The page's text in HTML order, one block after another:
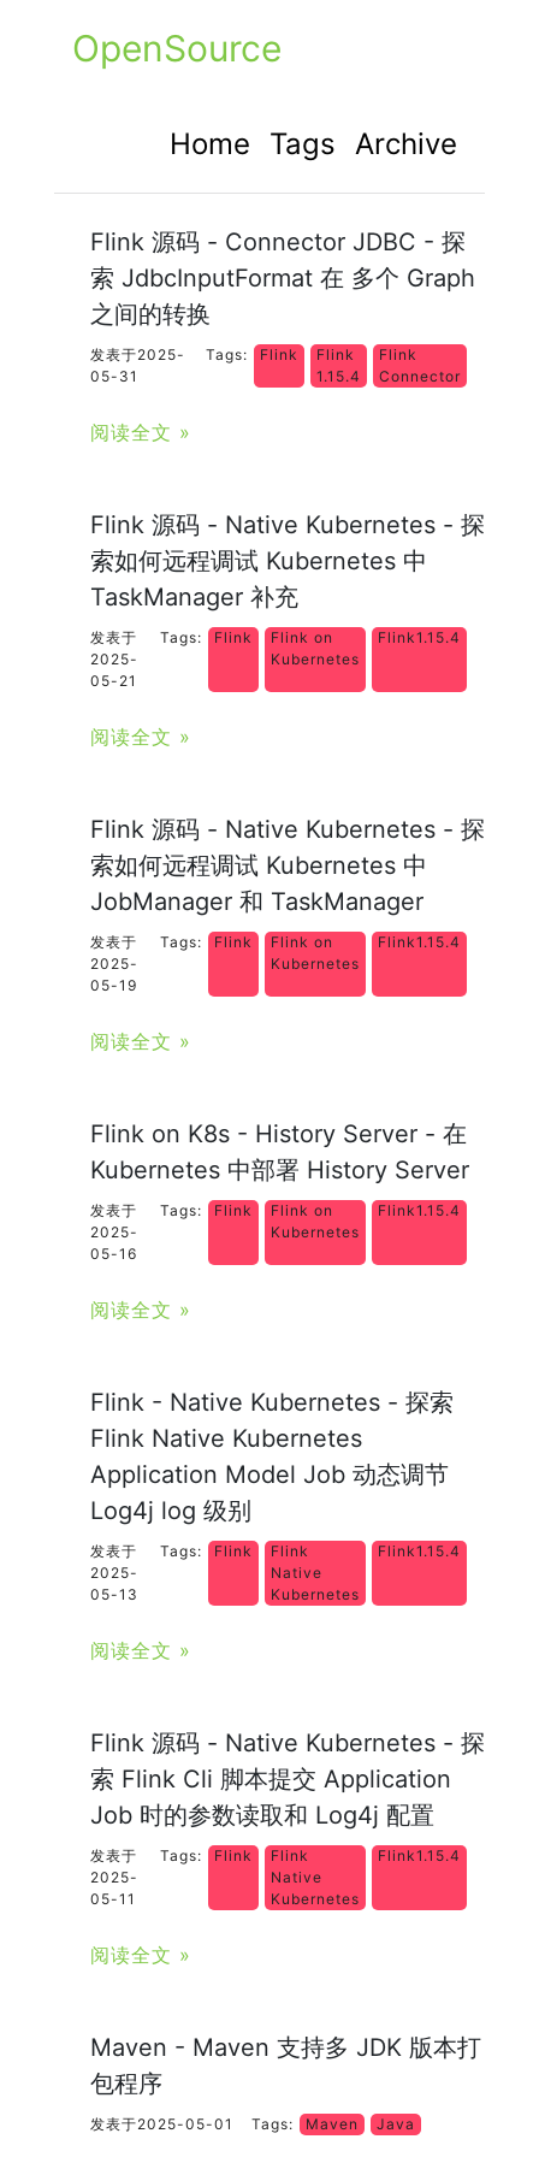
OpenSource
Home Tags Archive
Flink 源码 - Connector JDBC - 探
索 JdbcInputFormat 在 多个 Graph
之间的转换
发表于2025-
05-31
Tags: Flink
Flink
1.15.4
Flink
Connector
阅读全文 »
Flink 源码 - Native Kubernetes - 探
索如何远程调试 Kubernetes 中
TaskManager 补充
发表于
2025-
05-21
Tags: Flink
Flink on
Kubernetes
Flink1.15.4
阅读全文 »
Flink 源码 - Native Kubernetes - 探
索如何远程调试 Kubernetes 中
JobManager 和 TaskManager
发表于
2025-
05-19
Tags: Flink
Flink on
Kubernetes
Flink1.15.4
阅读全文 »
Flink on K8s - History Server - 在
Kubernetes 中部署 History Server
发表于
2025-
05-16
Tags: Flink
Flink on
Kubernetes
Flink1.15.4
阅读全文 »
Flink - Native Kubernetes - 探索
Flink Native Kubernetes
Application Model Job 动态调节
Log4j log 级别
发表于
2025-
05-13
Tags: Flink
Flink
Native
Kubernetes
Flink1.15.4
阅读全文 »
Flink 源码 - Native Kubernetes - 探
索 Flink Cli 脚本提交 Application
Job 时的参数读取和 Log4j 配置
发表于
2025-
05-11
Tags: Flink
Flink
Native
Kubernetes
Flink1.15.4
阅读全文 »
Maven - Maven 支持多 JDK 版本打
包程序
发表于2025-05-01 Tags: Maven Java